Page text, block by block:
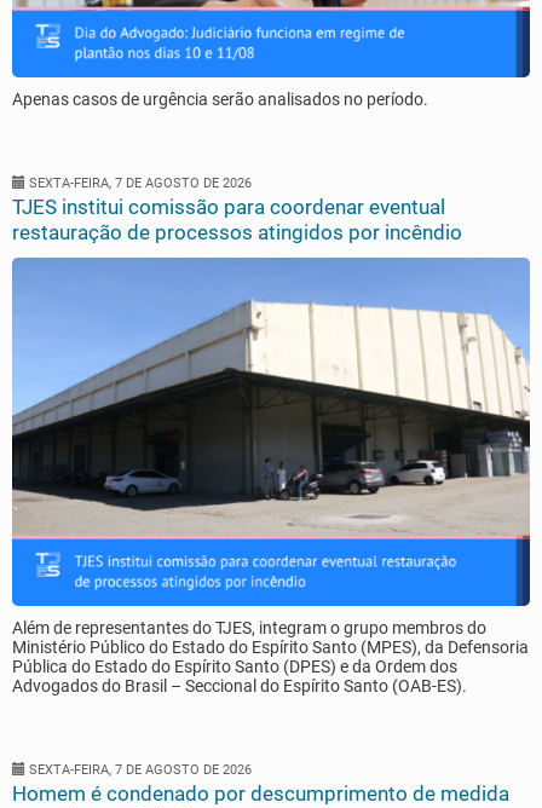
Apenas casos de urgência serão analisados no período.
SEXTA-FEIRA, 7 DE AGOSTO DE 2026
TJES institui comissão para coordenar eventual
restauração de processos atingidos por incêndio
Além de representantes do TJES, integram o grupo membros do
Ministério Público do Estado do Espírito Santo (MPES), da Defensoria
Pública do Estado do Espírito Santo (DPES) e da Ordem dos
Advogados do Brasil – Seccional do Espírito Santo (OAB-ES).
SEXTA-FEIRA, 7 DE AGOSTO DE 2026
Homem é condenado por descumprimento de medida